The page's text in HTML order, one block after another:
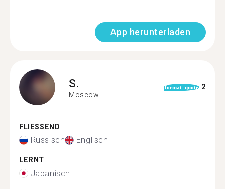
App herunterladen
S.
Moscow
format_quote 2
FLIESSEND
Russisch Englisch
LERNT
Japanisch